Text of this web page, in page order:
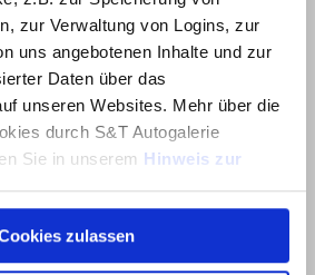
zur Verwaltung von Logins, zur
uns angebotenen Inhalte und zur
Daten über das
unseren Websites. Mehr über die
durch S&T Autogalerie
Sie in unserem Hinweis zur
Sie auswählen, welche
Sie akzeptieren möchten.
zulassen